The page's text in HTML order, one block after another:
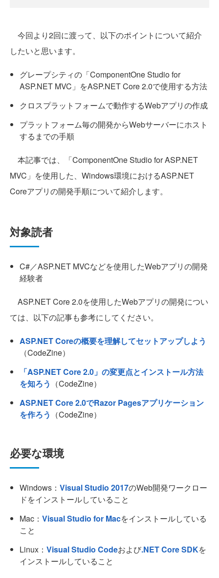
今回より2回に渡って、以下のポイントについて紹介
したいと思います。
グレープシティの「ComponentOne Studio for
ASP.NET MVC」をASP.NET Core 2.0で使用する方法
クロスプラットフォームで動作するWebアプリの作成
プラットフォーム毎の開発からWebサーバーにホスト
するまでの手順
本記事では、「ComponentOne Studio for ASP.NET
MVC」を使用した、Windows環境におけるASP.NET
Coreアプリの開発手順について紹介します。
対象読者
C#／ASP.NET MVCなどを使用したWebアプリの開発
経験者
ASP.NET Core 2.0を使用したWebアプリの開発につい
ては、以下の記事も参考にしてください。
ASP.NET Coreの概要を理解してセットアップしよう
（CodeZine）
「ASP.NET Core 2.0」の変更点とインストール方法
を知ろう （CodeZine）
ASP.NET Core 2.0でRazor Pagesアプリケーション
を作ろう （CodeZine）
必要な環境
Windows： Visual Studio 2017のWeb開発ワークロー
ドをインストールしていること
Mac： Visual Studio for Macをインストールしている
こと
Linux： Visual Studio Codeおよび.NET Core SDKを
インストールしていること